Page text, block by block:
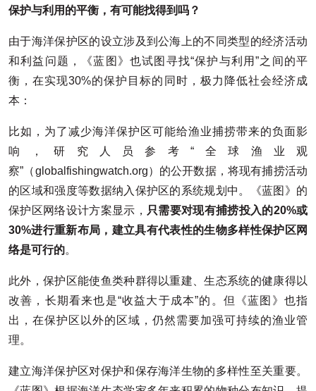
保护与利用的平衡，有可能找得到吗？
由于海洋保护区的设立涉及到公海上的不同类型的经济活动
和利益问题，《蓝图》也试图寻找“保护与利用”之间的平
衡，在实现30%的保护目标的同时，极力降低社会经济成
本：
比如，为了减少海洋保护区可能给渔业捕捞带来的负面影
响，研究人员参考“全球渔业观
察”（globalfishingwatch.org）的公开数据，将现有捕捞活动
的区域和强度等数据纳入保护区的系统规划中。《蓝图》的
保护区网络设计方案显示， 只需要对现有捕捞投入的20%或
30%进行重新布局，建立具有代表性的生物多样性保护区网
络是可行的。
此外，保护区能使鱼类种群得以重建、生态系统的健康得以
改善，长期看来也是“收益大于成本”的。但《蓝图》也指
出，在保护区以外的区域，仍然需要加强可持续的渔业管
理。
建立海洋保护区对保护和保存海洋生物的多样性至关重要。